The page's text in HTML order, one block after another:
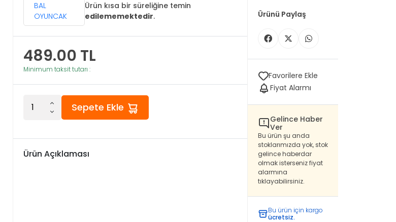
BAL
OYUNCAK
Ürün kısa bir süreliğine temin
edilememektedir.
489.00 TL
Minimum taksit tutarı :
Sepete Ekle
Ürün Açıklaması
Ürünü Paylaş
Favorilere Ekle
Fiyat Alarmı
Gelince Haber
Ver
Bu ürün şu anda
stoklarımızda yok, stok
gelince haberdar
olmak isterseniz fiyat
alarmına
tıklayabilirsiniz.
Bu ürün için kargo
ücretsiz.